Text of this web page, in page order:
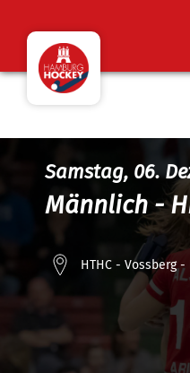
Samstag, 06.
Männlich -
HTHC - Vossberg -